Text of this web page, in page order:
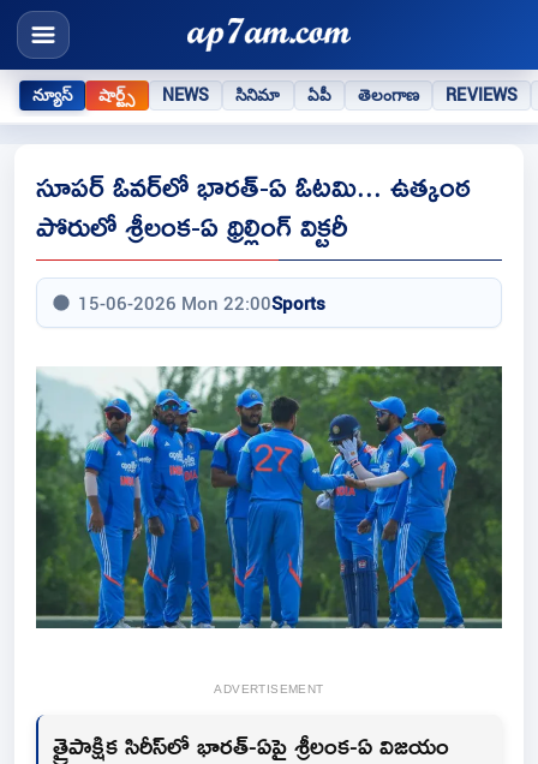
న్యూస్ షార్ట్స్ NEWS సినిమా ఏపీ తెలంగాణ REVIEWS
సూపర్ ఓవర్‌లో భారత్-ఏ ఓటమి... ఉత్కంఠ
పోరులో శ్రీలంక-ఏ థ్రిల్లింగ్ విక్టరీ
15-06-2026 Mon 22:00Sports
ADVERTISEMENT
త్రైపాక్షిక సిరీస్‌లో భారత్-ఏపై శ్రీలంక-ఏ విజయం